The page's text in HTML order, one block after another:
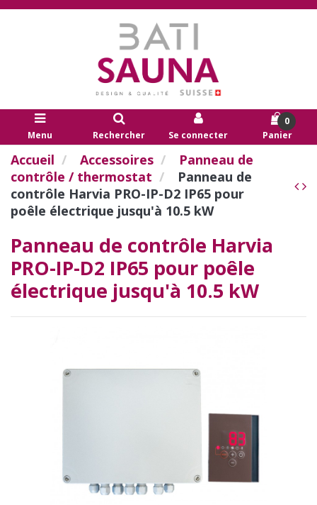
Menu Rechercher Se connecter
0
Panier
Accueil Accessoires
Panneau de
contrôle / thermostat
Panneau de
contrôle Harvia PRO-IP-D2 IP65 pour
poêle électrique jusqu'à 10.5 kW
Panneau de contrôle Harvia
PRO-IP-D2 IP65 pour poêle
électrique jusqu'à 10.5 kW